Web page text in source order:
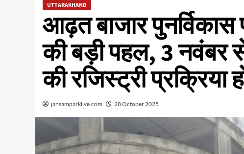
UTTARAKHAND
आढ़त बाजार पुनर्विकास
की बड़ी पहल, 3 नवंबर
की रजिस्ट्री प्रक्रिया
jansamparklive.com 28 October 2025